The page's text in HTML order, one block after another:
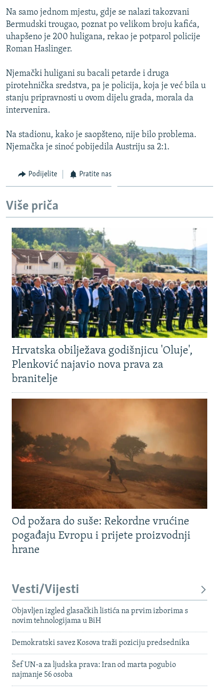
POPLAVE I KLIZIŠTA U BIH 2024.
TV LIBERTY
POST SCRIPTUM
TRI DECENIJE OD RATA U BIH
SVE KARTE DEJTONA
NASTANAK I RASPAD JUGOSLAVIJE
Sve RFE/RL stranice
Na samo jednom mjestu, gdje se nalazi takozvani
Bermudski trougao, poznat po velikom broju kafića,
uhapšeno je 200 huligana, rekao je potparol policije
Roman Haslinger.
Njemački huligani su bacali petarde i druga
pirotehnička sredstva, pa je policija, koja je već bila u
stanju pripravnosti u ovom dijelu grada, morala da
intervenira.
Na stadionu, kako je saopšteno, nije bilo problema.
Njemačka je sinoć pobijedila Austriju sa 2:1.
Podijelite Pratite nas
Više priča
Hrvatska obilježava godišnjicu 'Oluje',
Plenković najavio nova prava za
branitelje
Od požara do suše: Rekordne vrućine
pogađaju Evropu i prijete proizvodnji
hrane
Vesti/Vijesti
Objavljen izgled glasačkih listića na prvim izborima s
novim tehnologijama u BiH
Demokratski savez Kosova traži poziciju predsednika
Šef UN-a za ljudska prava: Iran od marta pogubio
najmanje 56 osoba